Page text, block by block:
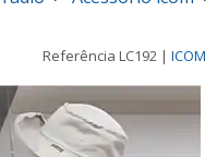
Referência LC192 | ICOM